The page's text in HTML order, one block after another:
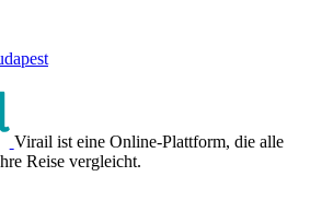
Virail ist eine Online-Plattform, die alle
Reise vergleicht.